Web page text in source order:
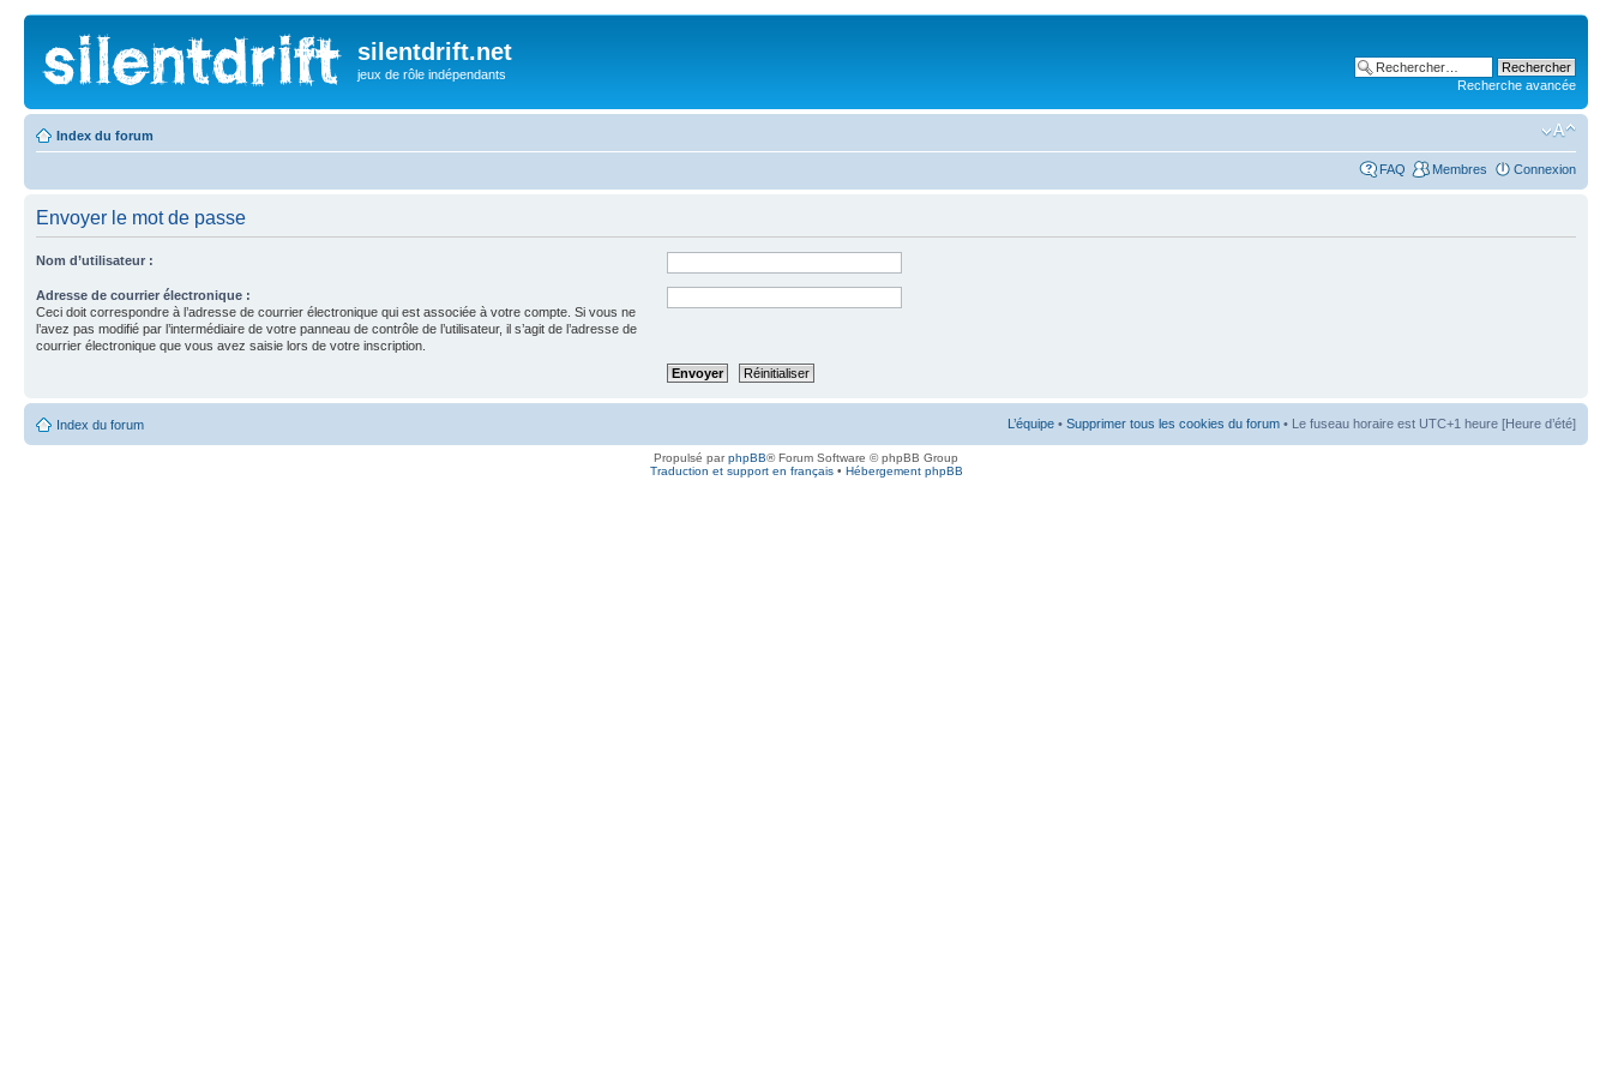
silentdrift.net
jeux de rôle indépendants
Recherche avancée
Index du forum
FAQ Membres Connexion
Envoyer le mot de passe
Nom d’utilisateur :
Adresse de courrier électronique :
Ceci doit correspondre à l’adresse de courrier électronique qui est associée à votre compte. Si vous ne
l’avez pas modifié par l’intermédiaire de votre panneau de contrôle de l’utilisateur, il s’agit de l’adresse de
courrier électronique que vous avez saisie lors de votre inscription.
Index du forum L’équipe • Supprimer tous les cookies du forum • Le fuseau horaire est UTC+1 heure [Heure d’été]
Propulsé parphpBB® Forum Software © phpBB Group
Traduction et support en français• Hébergement phpBB